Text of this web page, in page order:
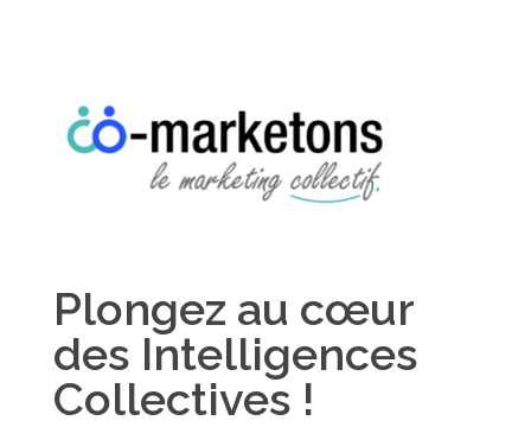
Plongez au cœur
des Intelligences
Collectives !